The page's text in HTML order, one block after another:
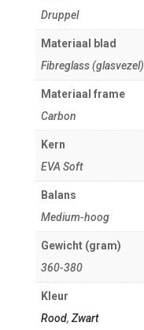
Druppel
Materiaal blad
Fibreglass (glasvezel)
Materiaal frame
Carbon
Kern
EVA Soft
Balans
Medium-hoog
Gewicht (gram)
360-380
Kleur
Rood, Zwart